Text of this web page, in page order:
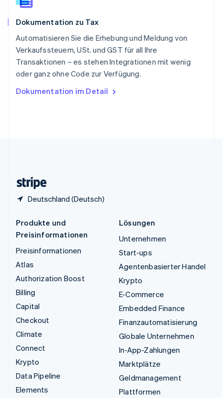
Dokumentation zu Tax
Automatisieren Sie die Erhebung und Meldung von
Verkaufssteuern, USt. und GST für all Ihre
Transaktionen – es stehen Integrationen mit wenig
oder ganz ohne Code zur Verfügung.
Dokumentation im Detail
Deutschland (Deutsch)
China
Spanien
EspañolEnglish
Thailand
Tschechische Republik
English
English
Produkte und
Preisinformationen
Preisinformationen
Atlas
Authorization Boost
Billing
Capital
Checkout
Climate
Connect
Krypto
Data Pipeline
Elements
Lösungen
Unternehmen
Start-ups
Agentenbasierter Handel
Krypto
E-Commerce
Embedded Finance
Finanzautomatisierung
Globale Unternehmen
In-App-Zahlungen
Marktplätze
Geldmanagement
Plattformen